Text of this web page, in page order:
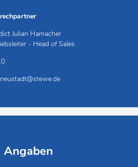
Julian Hamacher
- Head of Sales
Angaben